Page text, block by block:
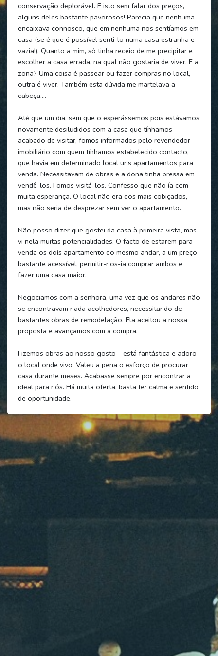
conservação deplorável. E isto sem falar dos preços,
alguns deles bastante pavorosos! Parecia que nenhuma
encaixava connosco, que em nenhuma nos sentíamos em
casa (se é que é possível senti-lo numa casa estranha e
vazia!). Quanto a mim, só tinha receio de me precipitar e
escolher a casa errada, na qual não gostaria de viver. E a
zona? Uma coisa é passear ou fazer compras no local,
outra é viver. Também esta dúvida me martelava a
cabeça....
Até que um dia, sem que o esperássemos pois estávamos
novamente desiludidos com a casa que tínhamos
acabado de visitar, fomos informados pelo revendedor
imobiliário com quem tínhamos estabelecido contacto,
que havia em determinado local uns apartamentos para
venda. Necessitavam de obras e a dona tinha pressa em
vendê-los. Fomos visitá-los. Confesso que não ía com
muita esperança. O local não era dos mais cobiçados,
mas não seria de desprezar sem ver o apartamento.
Não posso dizer que gostei da casa à primeira vista, mas
vi nela muitas potencialidades. O facto de estarem para
venda os dois apartamento do mesmo andar, a um preço
bastante acessível, permitir-nos-ia comprar ambos e
fazer uma casa maior.
Negociamos com a senhora, uma vez que os andares não
se encontravam nada acolhedores, necessitando de
bastantes obras de remodelação. Ela aceitou a nossa
proposta e avançamos com a compra.
Fizemos obras ao nosso gosto – está fantástica e adoro
o local onde vivo! Valeu a pena o esforço de procurar
casa durante meses. Acabasse sempre por encontrar a
ideal para nós. Há muita oferta, basta ter calma e sentido
de oportunidade.